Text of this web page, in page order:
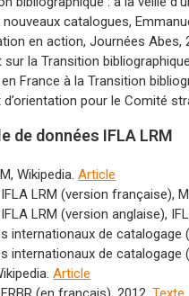
catalogues,
en action, Journées Abes,
sur la Transition
en France à la Transition
d’orientation pour le Comité
de données IFLA LRM
Wikipedia.Article
LRM (version française),
LRM (version anglaise),
internationaux de catalogage
internationaux de catalogage
Article